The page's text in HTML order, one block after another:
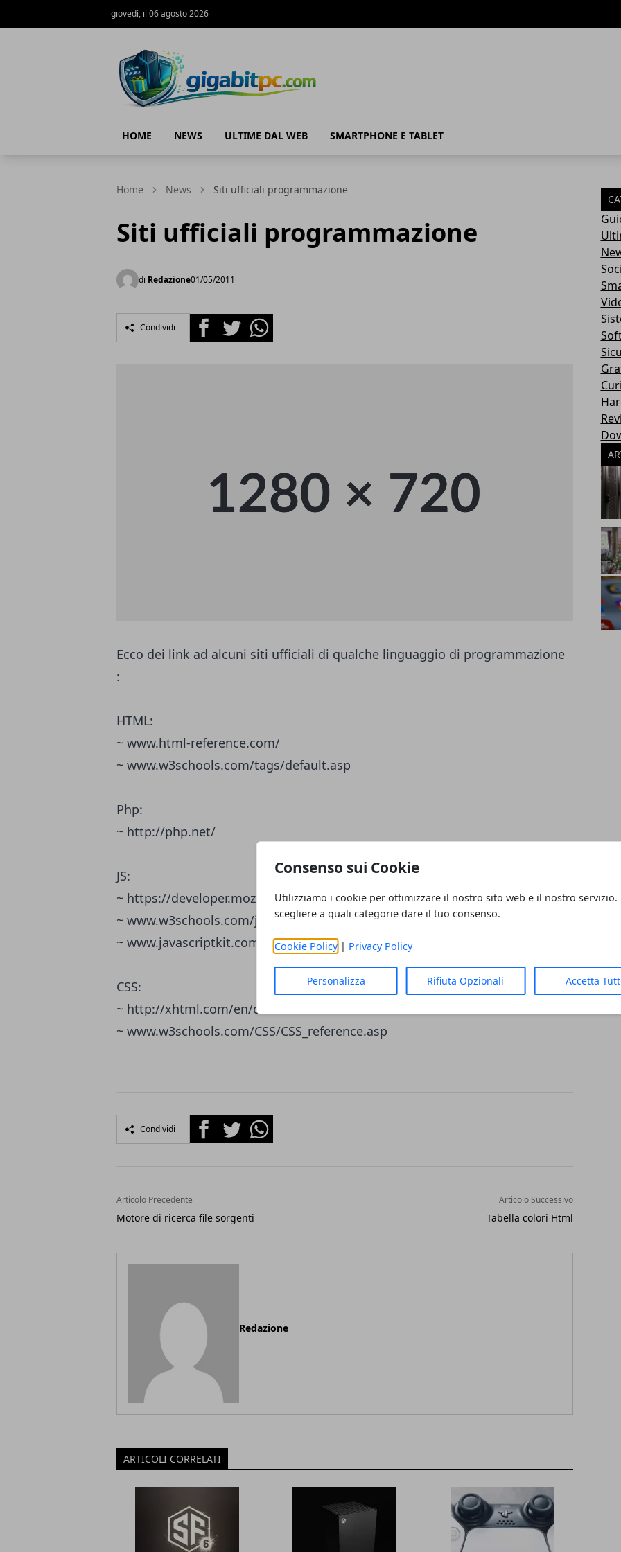
Consenso sui Cookie
Utilizziamo i cookie per ottimizzare il nostro sito web e il nostro servizio.
scegliere a quali categorie dare il tuo consenso.
Cookie Policy| Privacy Policy
Personalizza Rifiuta Opzionali Accetta
giovedì, il 06 agosto 2026
HOME NEWS ULTIME DAL WEB SMARTPHONE E TABLET
Home News Siti ufficiali programmazione
Siti ufficiali programmazione
di Redazione01/05/2011
Condividi FacebookTwitterWhatsapp
Ecco dei link ad alcuni siti ufficiali di qualche linguaggio di programmazione
:
HTML:
~ www.html-reference.com/
~ www.w3schools.com/tags/default.asp
Php:
~ http://php.net/
JS:
~ https://developer.mozilla.org/en/Core_Ja....._JavaScript_1.5
~ www.w3schools.com/jsref/default.asp
~ www.javascriptkit.com/jsref/
CSS:
~ http://xhtml.com/en/css/reference/
~ www.w3schools.com/CSS/CSS_reference.asp
Condividi FacebookTwitterWhatsapp
Articolo Precedente
Motore di ricerca file sorgenti
Articolo Successivo
Tabella colori Html
Redazione
ARTICOLI CORRELATI